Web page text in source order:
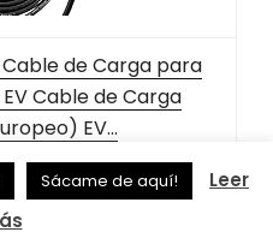
Cable de Carga para
Cable de Carga
EV...
Sácame de aquí!
Leer